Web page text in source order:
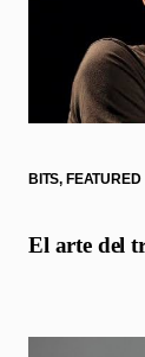
BITS, FEATURED
El arte del